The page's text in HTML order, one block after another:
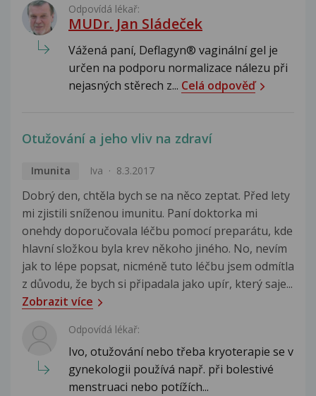
Odpovídá lékař:
MUDr. Jan Sládeček
Vážená paní, Deflagyn® vaginální gel je
určen na podporu normalizace nálezu při
nejasných stěrech z... Celá odpověď
Otužování a jeho vliv na zdraví
Imunita Iva 8.3.2017
Dobrý den, chtěla bych se na něco zeptat. Před lety
mi zjistili sníženou imunitu. Paní doktorka mi
onehdy doporučovala léčbu pomocí preparátu, kde
hlavní složkou byla krev někoho jiného. No, nevím
jak to lépe popsat, nicméně tuto léčbu jsem odmítla
z důvodu, že bych si připadala jako upír, který saje...
Zobrazit více
Odpovídá lékař:
Ivo, otužování nebo třeba kryoterapie se v
gynekologii používá např. při bolestivé
menstruaci nebo potížích...